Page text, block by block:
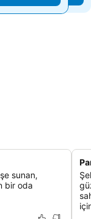
sunan,
bir oda